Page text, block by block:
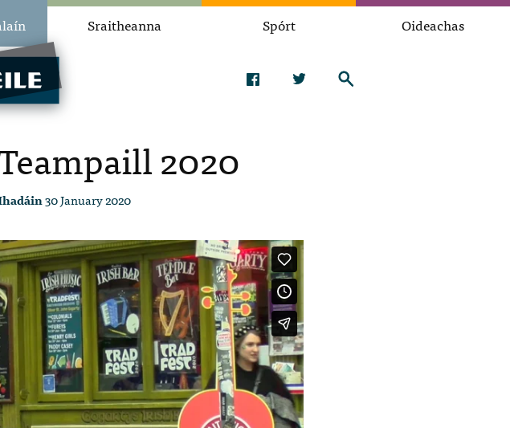
Sraitheanna Spórt Oideachas
2020
30 January 2020